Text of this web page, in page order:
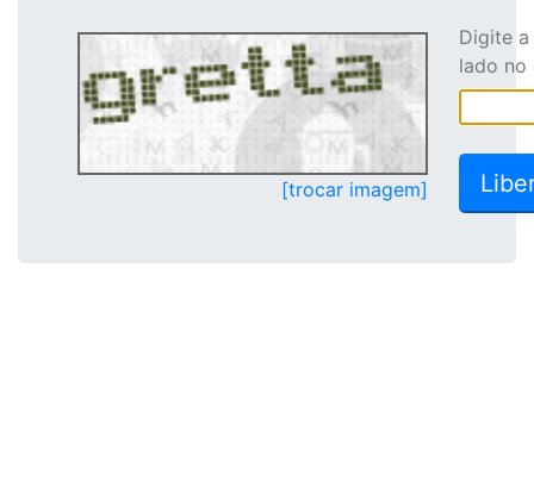
[trocar imagem]
Digite
lado no